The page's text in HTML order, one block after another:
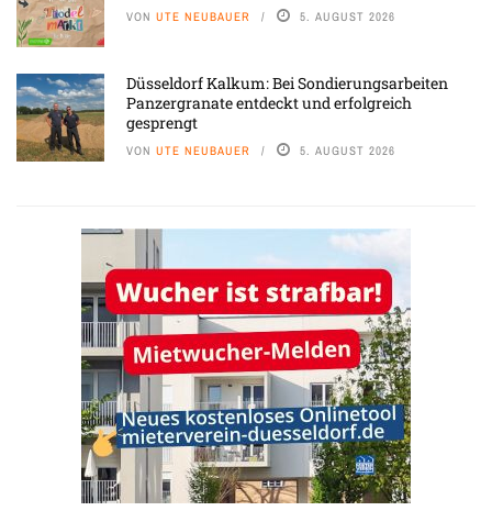
VON UTE NEUBAUER 5. AUGUST 2026
Düsseldorf Kalkum: Bei Sondierungsarbeiten
Panzergranate entdeckt und erfolgreich
gesprengt
VON UTE NEUBAUER 5. AUGUST 2026